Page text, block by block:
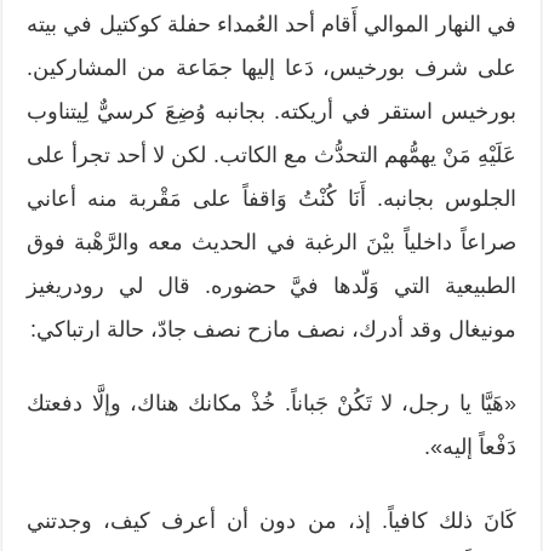
في النهار الموالي أَقام أحد العُمداء حفلة كوكتيل في بيته
على شرف بورخيس، دَعا إليها جمَاعة من المشاركين.
بورخيس استقر في أريكته. بجانبه وُضِعَ كرسيٌّ لِيتناوب
عَلَيْهِ مَنْ يهمُّهم التحدُّث مع الكاتب. لكن لا أحد تجرأ على
الجلوس بجانبه. أَنَا كُنْتُ وَاقفاً على مَقْربة منه أعاني
صراعاً داخلياً بيْنَ الرغبة في الحديث معه والرَّهْبة فوق
الطبيعية التي وَلّدها فيَّ حضوره. قال لي رودريغيز
مونيغال وقد أدرك، نصف مازح نصف جادّ، حالة ارتباكي:
«هَيَّا يا رجل، لا تَكُنْ جَباناً. خُذْ مكانك هناك، وإلَّا دفعتك
دَفْعاً إليه».
كَانَ ذلك كافياً. إذ، من دون أن أعرف كيف، وجدتني